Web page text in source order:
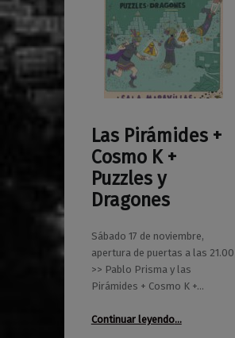
Las Pirámides +
Cosmo K +
Puzzles y
Dragones
Sábado 17 de noviembre,
apertura de puertas a las 21.00
>> Pablo Prisma y las
Pirámides + Cosmo K +…
Continuar leyendo“Las Pirámides + Cosmo K + Puzzles y Dragones”
…
13/11/2018
Maravillas